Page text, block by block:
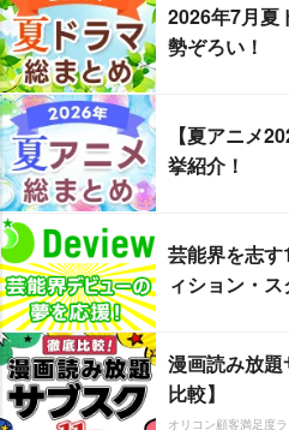
2026年7月夏
勢ぞろい！
【夏アニメ
挙紹介！
芸能界を志
ィション・
漫画読み放
比較】
オリコン顧客満足度